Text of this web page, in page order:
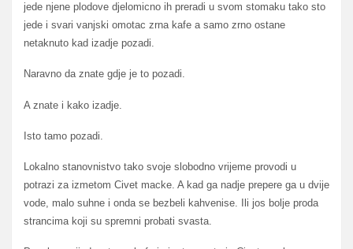
jede njene plodove djelomicno ih preradi u svom stomaku tako sto
jede i svari vanjski omotac zrna kafe a samo zrno ostane
netaknuto kad izadje pozadi.
Naravno da znate gdje je to pozadi.
A znate i kako izadje.
Isto tamo pozadi.
Lokalno stanovnistvo tako svoje slobodno vrijeme provodi u
potrazi za izmetom Civet macke. A kad ga nadje prepere ga u dvije
vode, malo suhne i onda se bezbeli kahvenise. Ili jos bolje proda
strancima koji su spremni probati svasta.